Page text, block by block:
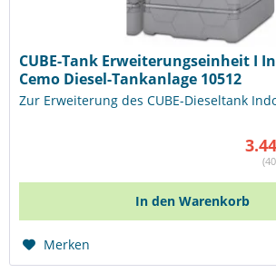
CUBE-Tank Erweiterungseinheit I
Cemo Diesel-Tankanlage 10512
Zur Erweiterung des CUBE-Dieseltank
In den Warenkorb
Merken